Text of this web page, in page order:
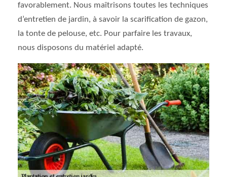
favorablement. Nous maîtrisons toutes les techniques
d’entretien de jardin, à savoir la scarification de gazon,
la tonte de pelouse, etc. Pour parfaire les travaux,
nous disposons du matériel adapté.